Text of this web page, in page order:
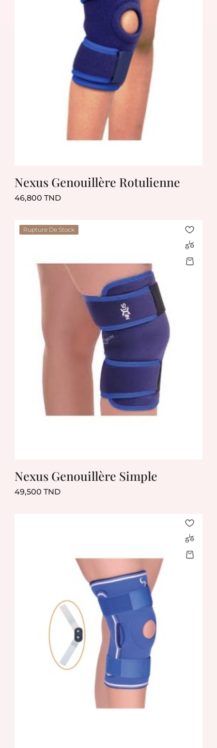
Nexus Genouillère Rotulienne
46,800 TNDPrix
Rupture De Stock
Nexus Genouillère Simple
49,500 TNDPrix